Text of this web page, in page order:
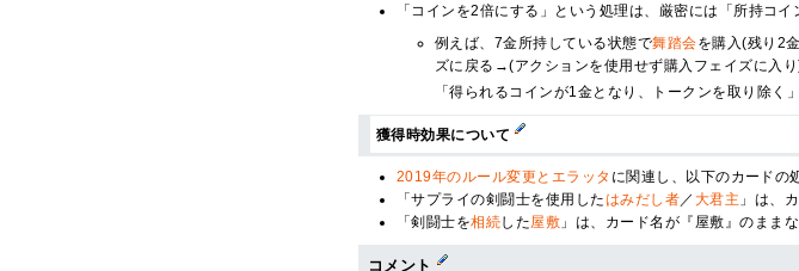
「コインを2倍にする」という処理は、厳密には「所持コ
例えば、7金所持している状態で舞踏会を購入(残り2
ズに戻る→(アクションを使用せず購入フェイズに入
「得られるコインが1金となり、トークンを取り除く
獲得時効果について
2019年のルール変更とエラッタ に関連し、以下のカードの
「サプライの剣闘士を使用したはみだし者／ 大君主 」は、
「剣闘士を相続した屋敷 」は、カード名が『屋敷』のまま
コメント